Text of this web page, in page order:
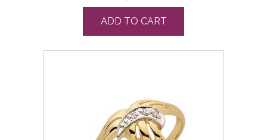
ADD TO CART